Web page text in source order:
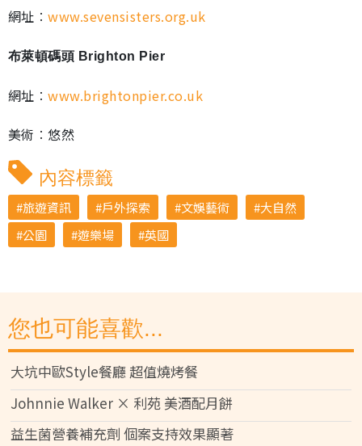
網址︰www.sevensisters.org.uk
布萊頓碼頭 Brighton Pier
網址︰www.brightonpier.co.uk
美術︰悠然
內容標籤
旅遊資訊 戶外探索 文娛藝術
大自然
公園
遊樂場 英國
您也可能喜歡...
大坑中歐Style餐廳 超值燒烤餐
Johnnie Walker × 利苑 美酒配月餅
益生菌營養補充劑 個案支持效果顯著